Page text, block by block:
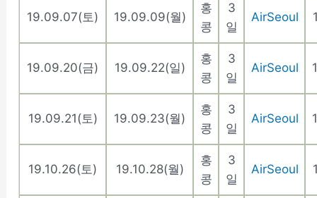
19.09.07(토) 19.09.09(월)
홍
콩
3
일
AirSeoul
19.09.20(금) 19.09.22(일)
홍
콩
3
일
AirSeoul
19.09.21(토) 19.09.23(월)
홍
콩
3
일
AirSeoul
19.10.26(토) 19.10.28(월)
홍
콩
3
일
AirSeoul